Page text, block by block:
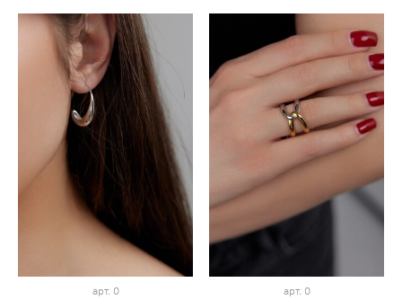
арт. 0 арт. 0